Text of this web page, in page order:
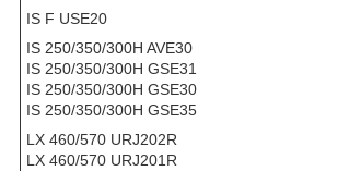
IS F USE20
IS 250/350/300H AVE30
IS 250/350/300H GSE31
IS 250/350/300H GSE30
IS 250/350/300H GSE35
LX 460/570 URJ202R
LX 460/570 URJ201R